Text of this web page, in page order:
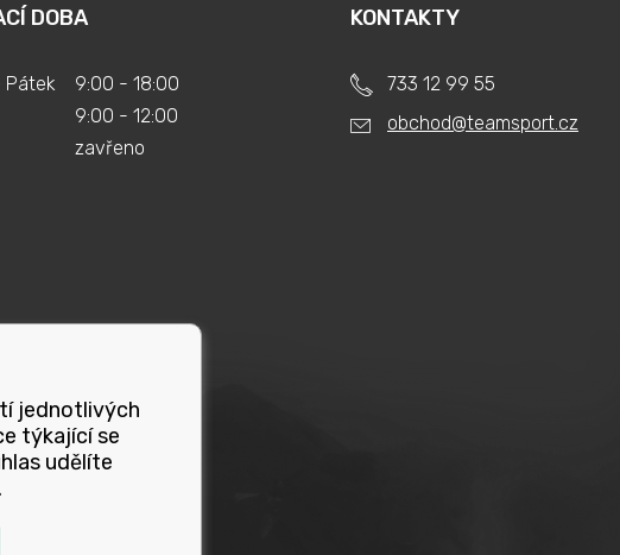
DOBA
Pátek
9:00 - 18:00
9:00 - 12:00
zavřeno
KONTAKTY
733 12 99 55
obchod@teamsport.cz
jednotlivých
týkající se
udělíte